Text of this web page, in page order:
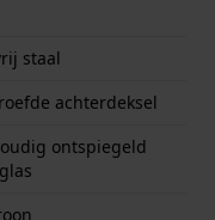
staal
achterdeksel
ontspiegeld